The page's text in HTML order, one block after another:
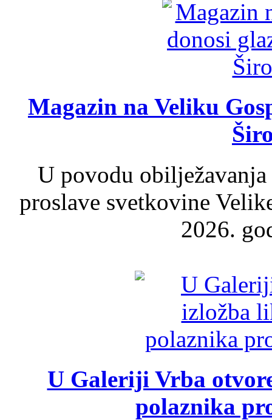
Magazin na Veliku
U povodu
proslave svetkovine
2026.
U Galeriji Vrba
polaznika